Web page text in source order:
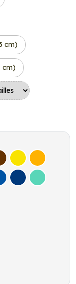
cm)
cm)
Marron Jaune ClairJaune
Bleu MoyenBleu FoncéBleu Vert
Noir